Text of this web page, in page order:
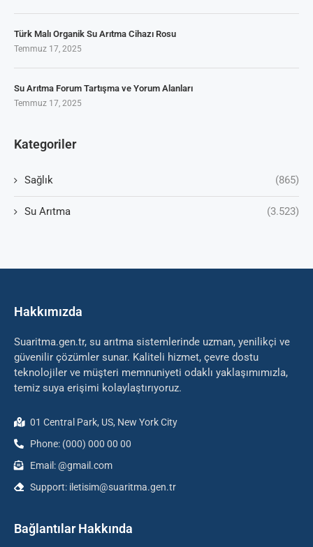
Türk Malı Organik Su Arıtma Cihazı Rosu
Temmuz 17, 2025
Su Arıtma Forum Tartışma ve Yorum Alanları
Temmuz 17, 2025
Kategoriler
Sağlık (865)
Su Arıtma (3.523)
Hakkımızda
Suaritma.gen.tr, su arıtma sistemlerinde uzman, yenilikçi ve
güvenilir çözümler sunar. Kaliteli hizmet, çevre dostu
teknolojiler ve müşteri memnuniyeti odaklı yaklaşımımızla,
temiz suya erişimi kolaylaştırıyoruz.
01 Central Park, US, New York City
Phone: (000) 000 00 00
Email: @gmail.com
Support: iletisim@suaritma.gen.tr
Bağlantılar Hakkında